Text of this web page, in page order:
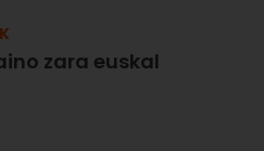
zara euskal